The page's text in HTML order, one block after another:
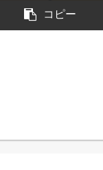
コピー